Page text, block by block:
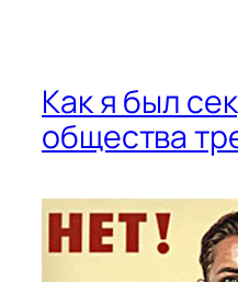
Как я был
общества